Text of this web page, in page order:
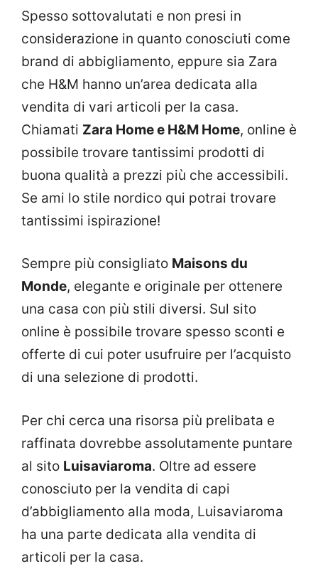
Spesso sottovalutati e non presi in
considerazione in quanto conosciuti come
brand di abbigliamento, eppure sia Zara
che H&M hanno un’area dedicata alla
vendita di vari articoli per la casa.
Chiamati Zara Home e H&M Home, online è
possibile trovare tantissimi prodotti di
buona qualità a prezzi più che accessibili.
Se ami lo stile nordico qui potrai trovare
tantissimi ispirazione!
Sempre più consigliato Maisons du
Monde, elegante e originale per ottenere
una casa con più stili diversi. Sul sito
online è possibile trovare spesso sconti e
offerte di cui poter usufruire per l’acquisto
di una selezione di prodotti.
Per chi cerca una risorsa più prelibata e
raffinata dovrebbe assolutamente puntare
al sito Luisaviaroma. Oltre ad essere
conosciuto per la vendita di capi
d’abbigliamento alla moda, Luisaviaroma
ha una parte dedicata alla vendita di
articoli per la casa.